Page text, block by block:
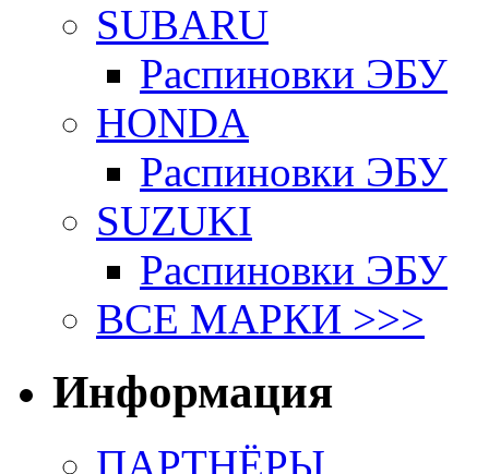
SUBARU
Распиновки ЭБУ
HONDA
Распиновки ЭБУ
SUZUKI
Распиновки ЭБУ
ВСЕ МАРКИ >>>
Информация
ПАРТНЁРЫ